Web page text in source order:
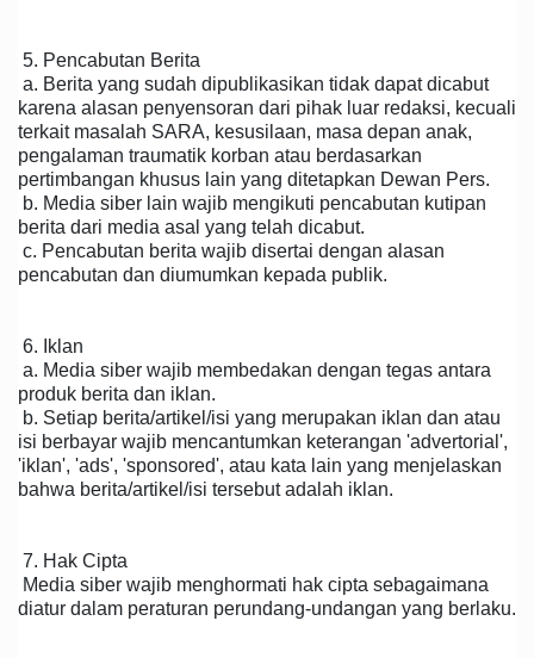
5. Pencabutan Berita
a. Berita yang sudah dipublikasikan tidak dapat dicabut
karena alasan penyensoran dari pihak luar redaksi, kecuali
terkait masalah SARA, kesusilaan, masa depan anak,
pengalaman traumatik korban atau berdasarkan
pertimbangan khusus lain yang ditetapkan Dewan Pers.
b. Media siber lain wajib mengikuti pencabutan kutipan
berita dari media asal yang telah dicabut.
c. Pencabutan berita wajib disertai dengan alasan
pencabutan dan diumumkan kepada publik.
6. Iklan
a. Media siber wajib membedakan dengan tegas antara
produk berita dan iklan.
b. Setiap berita/artikel/isi yang merupakan iklan dan atau
isi berbayar wajib mencantumkan keterangan 'advertorial',
'iklan', 'ads', 'sponsored', atau kata lain yang menjelaskan
bahwa berita/artikel/isi tersebut adalah iklan.
7. Hak Cipta
Media siber wajib menghormati hak cipta sebagaimana
diatur dalam peraturan perundang-undangan yang berlaku.